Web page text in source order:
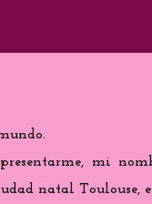
mi
natal Toulouse,